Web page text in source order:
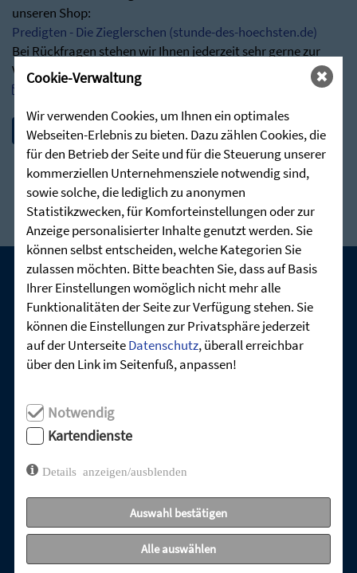
unseren Shop:
Predigten - Die Zieglerschen (stunde-des-hoechsten.de)
Bei Rückfragen stehen wir Ihnen jederzeit sehr gerne zur
Verfügung:
post@stunde-des-hoechsten.de
UNSERE AKTUELLEN GOTTESDIENSTE:
TABUTHEMA
ENTTÄUSCHUNG –
UNERHÖRTE GEBETE
Cookie-Verwaltung
Wir verwenden Cookies, um Ihnen ein optimales
Webseiten-Erlebnis zu bieten. Dazu zählen Cookies, die
für den Betrieb der Seite und für die Steuerung unserer
kommerziellen Unternehmensziele notwendig sind,
sowie solche, die lediglich zu anonymen
Statistikzwecken, für Komforteinstellungen oder zur
Anzeige personalisierter Inhalte genutzt werden. Sie
können selbst entscheiden, welche Kategorien Sie
zulassen möchten. Bitte beachten Sie, dass auf Basis
Ihrer Einstellungen womöglich nicht mehr alle
Funktionalitäten der Seite zur Verfügung stehen. Sie
können die Einstellungen zur Privatsphäre jederzeit
auf der UnterseiteDatenschutz, überall erreichbar
über den Link im Seitenfuß, anpassen!
Notwendig
Kartendienste
Details anzeigen/ausblenden
Auswahl bestätigen
Alle auswählen